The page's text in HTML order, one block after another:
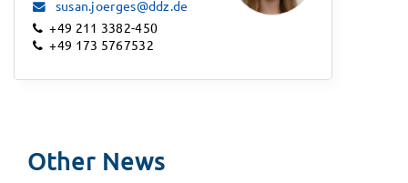
susan.joerges@ddz.de
+49 211 3382-450
+49 173 5767532
Other News